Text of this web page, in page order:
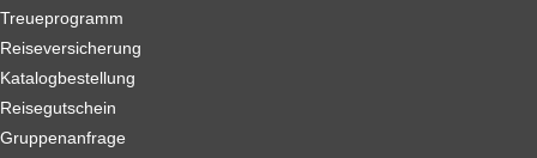
Treueprogramm
Reiseversicherung
Katalogbestellung
Reisegutschein
Gruppenanfrage